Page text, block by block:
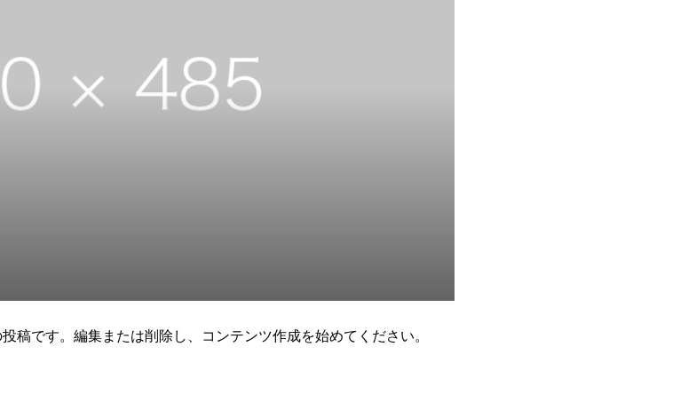
稿です。編集または削除し、コンテンツ作成を始めてください。